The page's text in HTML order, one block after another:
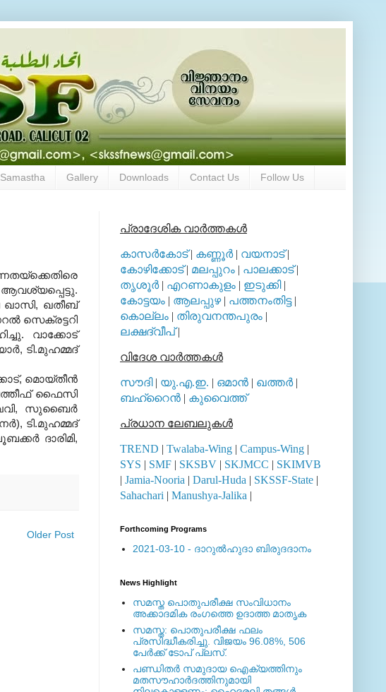
Samastha Gallery Downloads Contact Us Follow Us
ഖതീബ്
സെക്രട്ടറി
വാക്കോട്
ടി.മുഹമ്മദ്
മൊയ്തീന്‍
ഫൈസി
സുബൈര്‍
ടി.മുഹമ്മദ്
ദാരിമി,
Older Post
പ്രാദേശിക വാര്‍ത്തകള്‍
കാസര്‍കോട്| കണ്ണൂര്‍| വയനാട്|
കോഴിക്കോട്| മലപ്പുറം | പാലക്കാട്|
തൃശൂര്‍| എറണാകുളം | ഇടുക്കി|
കോട്ടയം | ആലപ്പുഴ| പത്തനംതിട്ട|
കൊല്ലം | തിരുവനന്തപുരം |
ലക്ഷദ്വീപ്|
വിദേശ വാര്‍ത്തകള്‍
സൗദി| യു.എ.ഇ. | ഒമാന്‍ | ഖത്തര്‍|
ബഹ്റൈന്‍ | കുവൈത്ത്
പ്രധാന ലേബലുകള്‍
TREND | Twalaba-Wing | Campus-Wing |
SYS | SMF | SKSBV | SKJMCC | SKIMVB
| Jamia-Nooria | Darul-Huda | SKSSF-State |
Sahachari | Manushya-Jalika |
Forthcoming Programs
2021-03-10 - ദാറുല്‍ഹുദാ ബിരുദദാനം
News Highlight
സമസ്ത പൊതുപരീക്ഷ സംവിധാനം
അക്കാദമിക രംഗത്തെ ഉദാത്ത മാതൃക
സമസ്ത: പൊതുപരീക്ഷ ഫലം
പ്രസിദ്ധീകരിച്ചു. വിജയം 96.08%, 506
പേര്‍ക്ക് ടോപ് പ്ലസ്.
പണ്ഡിതര്‍ സമുദായ ഐക്യത്തിനും
മതസൗഹാര്‍ദത്തിനുമായി